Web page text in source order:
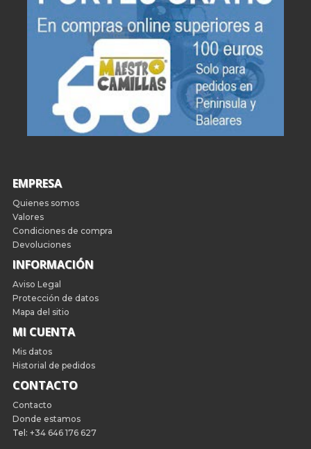
EMPRESA
Quienes somos
Valores
Condiciones de compra
Devoluciones
INFORMACIÓN
Aviso Legal
Protección de datos
Mapa del sitio
MI CUENTA
Mis datos
Historial de pedidos
CONTACTO
Contacto
Donde estamos
Tel: +34 646 176 627